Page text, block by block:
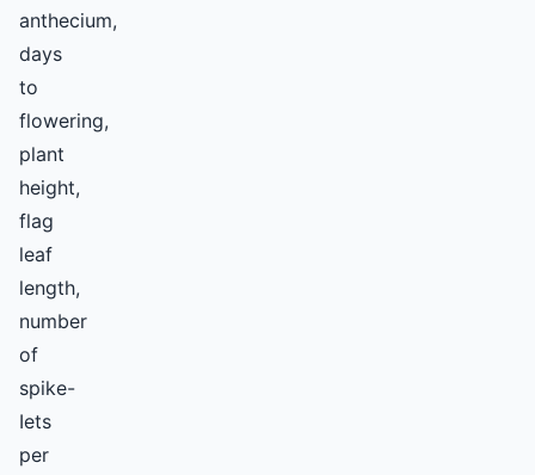
anthecium,
days
to
flowering,
plant
height,
flag
leaf
length,
number
of
spike-
Iets
per